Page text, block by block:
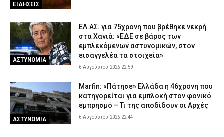
ΕΙΔΗΣΕΙΣ
ΑΣΤΥΝΟΜΙΑ
ΕΛ.ΑΣ. για 75χρονη που βρέθηκε νεκρή
στα Χανιά: «ΕΔΕ σε βάρος των
εμπλεκόμενων αστυνομικών, στον
εισαγγελέα τα στοιχεία»
6 Αυγούστου 2026 22:59
ΑΣΤΥΝΟΜΙΑ
Marfin: «Πάτησε» Ελλάδα η 46χρονη που
κατηγορείται για εμπλοκή στον φονικό
εμπρησμό – Τι της αποδίδουν οι Αρχές
6 Αυγούστου 2026 22:44